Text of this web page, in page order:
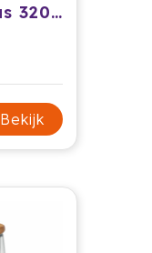
Morning Theeglas 320 ml
Bekijk